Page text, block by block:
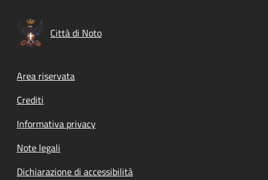
Città di Noto
Footer menu
Area riservata
Crediti
Informativa privacy
Note legali
Dichiarazione di accessibilità